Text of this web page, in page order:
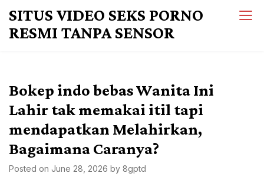
content
SITUS VIDEO SEKS PORNO
RESMI TANPA SENSOR
Bokep indo bebas Wanita Ini
Lahir tak memakai itil tapi
mendapatkan Melahirkan,
Bagaimana Caranya?
Posted on June 28, 2026 by 8gptd